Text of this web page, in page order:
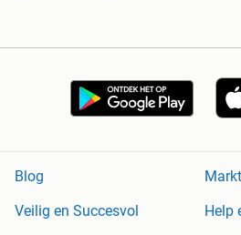
Blog
Veilig en Succesvol
Help